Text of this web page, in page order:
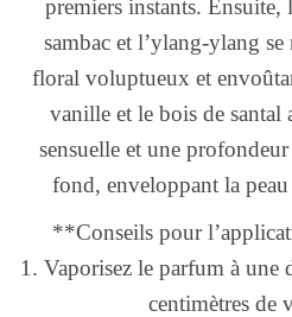
premiers instants. Ensuite,
sambac et l’ylang-ylang
floral voluptueux et
vanille et le bois de santal
sensuelle et une
fond, enveloppant la
**Conseils pour
1. Vaporisez le parfum à une
centimètres de